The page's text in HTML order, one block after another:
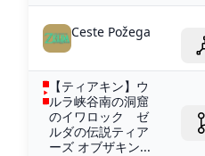
Ceste Požega
【ティアキン】ウ
ルラ峡谷南の洞窟
のイワロック ゼ
ルダの伝説ティア
ーズ オブザキン...